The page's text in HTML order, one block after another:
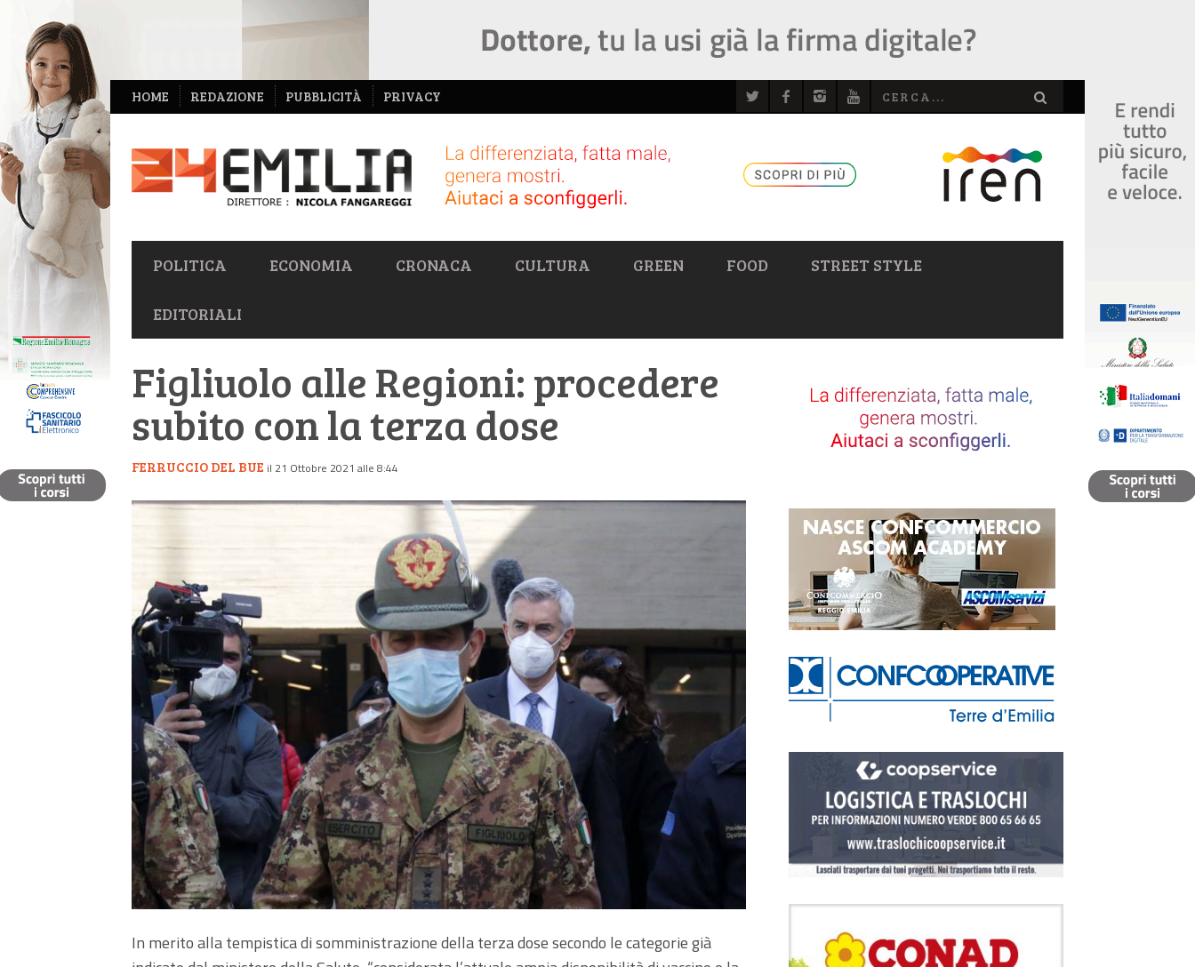
NAVIGAZIONE
SECONDARIA
HOME REDAZIONE PUBBLICITÀ PRIVACY
NAVIGAZIONE
PRIMARIA
POLITICA ECONOMIA CRONACA CULTURA GREEN FOOD STREET STYLE
EDITORIALI
Figliuolo alle Regioni: procedere
subito con la terza dose
FERRUCCIO DEL BUE il 21 Ottobre 2021 alle 8:44
In merito alla tempistica di somministrazione della terza dose secondo le categorie già